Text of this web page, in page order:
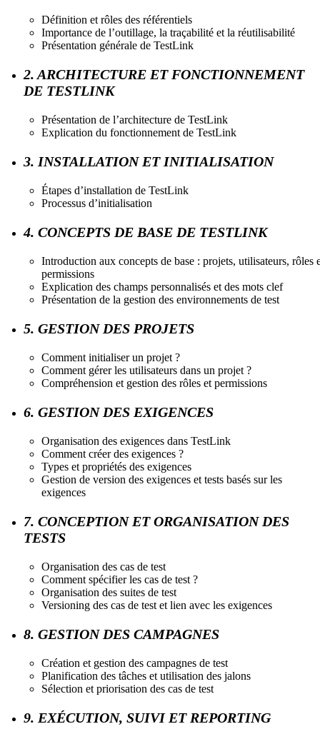
Définition et rôles des référentiels
Importance de l’outillage, la traçabilité et la réutilisabilité
Présentation générale de TestLink
2. ARCHITECTURE ET FONCTIONNEMENT
DE TESTLINK
Présentation de l’architecture de TestLink
Explication du fonctionnement de TestLink
3. INSTALLATION ET INITIALISATION
Étapes d’installation de TestLink
Processus d’initialisation
4. CONCEPTS DE BASE DE TESTLINK
Introduction aux concepts de base : projets, utilisateurs, rôles
permissions
Explication des champs personnalisés et des mots clef
Présentation de la gestion des environnements de test
5. GESTION DES PROJETS
Comment initialiser un projet ?
Comment gérer les utilisateurs dans un projet ?
Compréhension et gestion des rôles et permissions
6. GESTION DES EXIGENCES
Organisation des exigences dans TestLink
Comment créer des exigences ?
Types et propriétés des exigences
Gestion de version des exigences et tests basés sur les
exigences
7. CONCEPTION ET ORGANISATION DES
TESTS
Organisation des cas de test
Comment spécifier les cas de test ?
Organisation des suites de test
Versioning des cas de test et lien avec les exigences
8. GESTION DES CAMPAGNES
Création et gestion des campagnes de test
Planification des tâches et utilisation des jalons
Sélection et priorisation des cas de test
9. EXÉCUTION, SUIVI ET REPORTING